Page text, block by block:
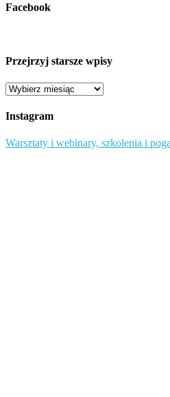
Facebook
Przejrzyj starsze wpisy
Przejrzyj
wpisy
Instagram
Warsztaty i webinary, szkolenia i